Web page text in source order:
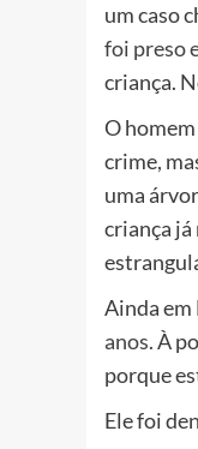
um caso
foi preso
criança.
O
crime,
uma
criança já
Ainda em
anos.À
porque
Ele foi